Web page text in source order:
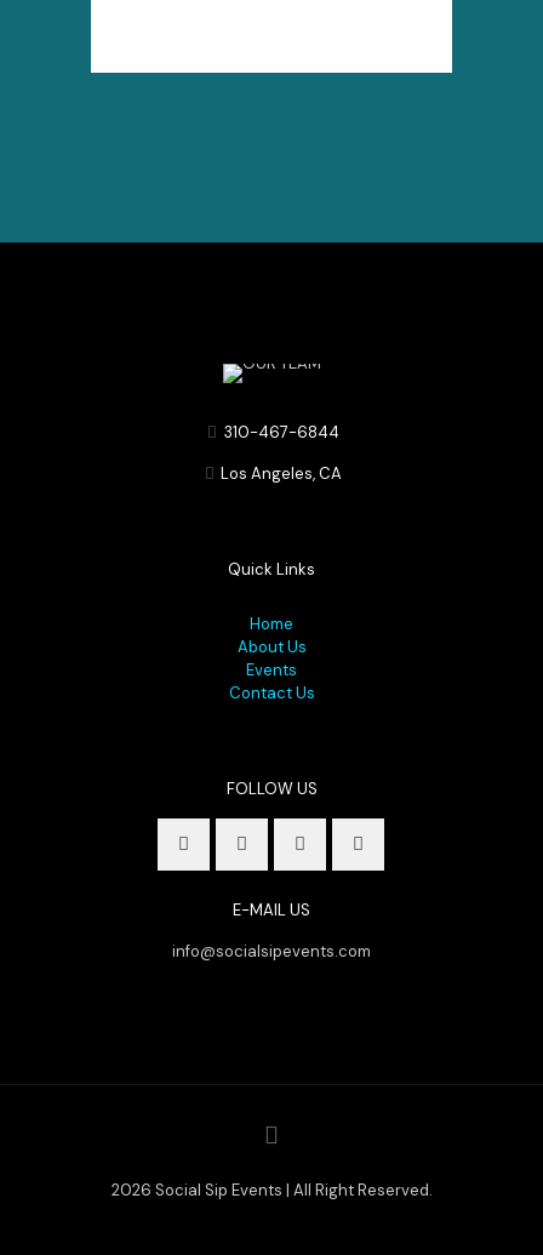
310-467-6844
Los Angeles, CA
Quick Links
Home
About Us
Events
Contact Us
FOLLOW US
E-MAIL US
info@socialsipevents.com
2026 Social Sip Events | All Right Reserved.